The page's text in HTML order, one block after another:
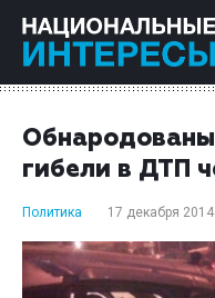
гибели в ДТП
Политика 17 декабря